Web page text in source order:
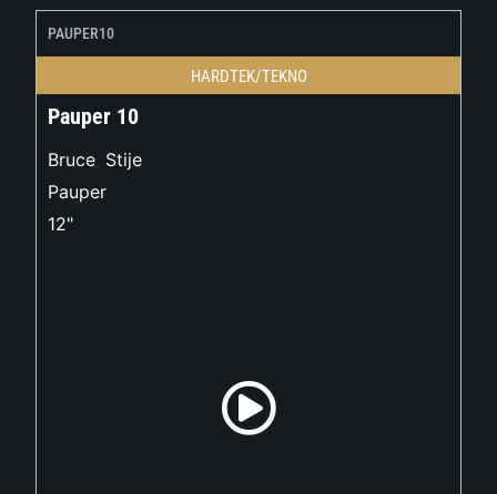
PAUPER10
HARDTEK/TEKNO
Pauper 10
Bruce, Stije
Pauper
12"